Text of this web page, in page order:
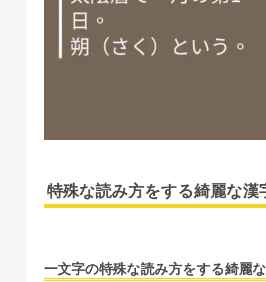
特殊な読み方をする綺麗な漢
一文字の特殊な読み方をする綺麗